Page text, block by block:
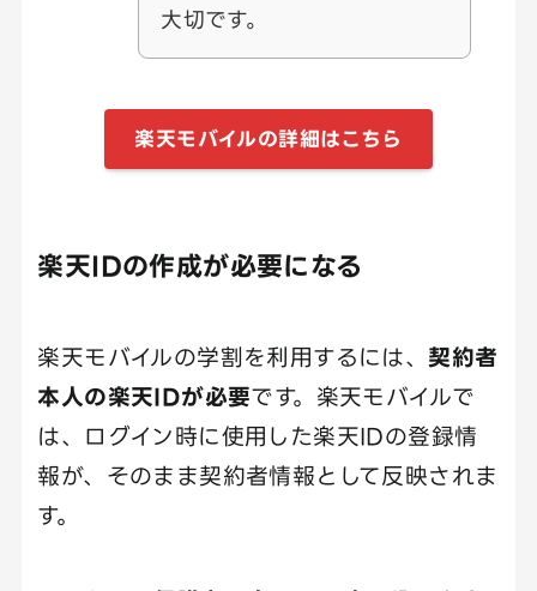
大切です。
楽天モバイルの詳細はこちら
楽天IDの作成が必要になる
楽天モバイルの学割を利用するには、 契約者
本人の楽天IDが必要です。楽天モバイルで
は、ログイン時に使用した楽天IDの登録情
報が、そのまま契約者情報として反映されま
す。